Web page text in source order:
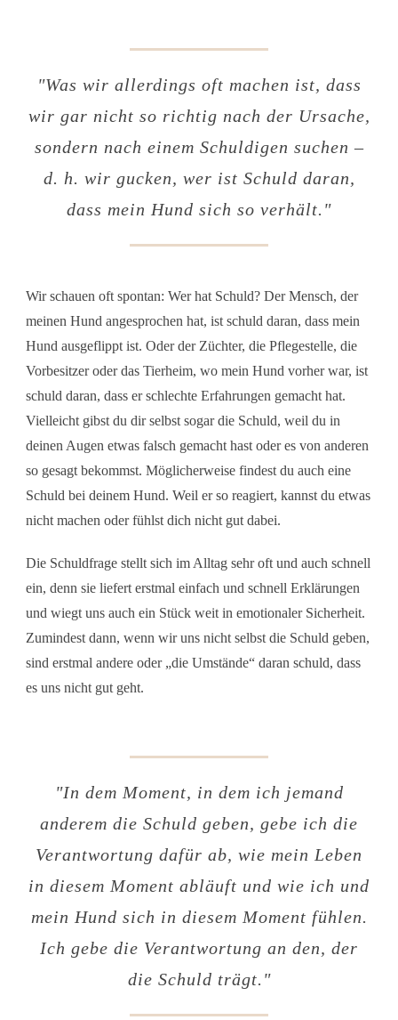
"Was wir allerdings oft machen ist, dass
wir gar nicht so richtig nach der Ursache,
sondern nach einem Schuldigen suchen –
d. h. wir gucken, wer ist Schuld daran,
dass mein Hund sich so verhält."
Wir schauen oft spontan: Wer hat Schuld? Der Mensch, der
meinen Hund angesprochen hat, ist schuld daran, dass mein
Hund ausgeflippt ist. Oder der Züchter, die Pflegestelle, die
Vorbesitzer oder das Tierheim, wo mein Hund vorher war, ist
schuld daran, dass er schlechte Erfahrungen gemacht hat.
Vielleicht gibst du dir selbst sogar die Schuld, weil du in
deinen Augen etwas falsch gemacht hast oder es von anderen
so gesagt bekommst. Möglicherweise findest du auch eine
Schuld bei deinem Hund. Weil er so reagiert, kannst du etwas
nicht machen oder fühlst dich nicht gut dabei.
Die Schuldfrage stellt sich im Alltag sehr oft und auch schnell
ein, denn sie liefert erstmal einfach und schnell Erklärungen
und wiegt uns auch ein Stück weit in emotionaler Sicherheit.
Zumindest dann, wenn wir uns nicht selbst die Schuld geben,
sind erstmal andere oder „die Umstände“ daran schuld, dass
es uns nicht gut geht.
"In dem Moment, in dem ich jemand
anderem die Schuld geben, gebe ich die
Verantwortung dafür ab, wie mein Leben
in diesem Moment abläuft und wie ich und
mein Hund sich in diesem Moment fühlen.
Ich gebe die Verantwortung an den, der
die Schuld trägt. "